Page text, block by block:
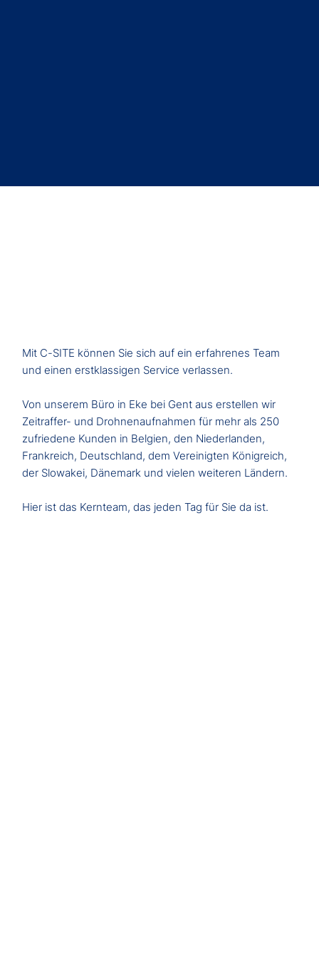
Mit C-SITE können Sie sich auf ein erfahrenes Team
und einen erstklassigen Service verlassen.
Von unserem Büro in Eke bei Gent aus erstellen wir
Zeitraffer- und Drohnenaufnahmen für mehr als 250
zufriedene Kunden in Belgien, den Niederlanden,
Frankreich, Deutschland, dem Vereinigten Königreich,
der Slowakei, Dänemark und vielen weiteren Ländern.
Hier ist das Kernteam, das jeden Tag für Sie da ist.